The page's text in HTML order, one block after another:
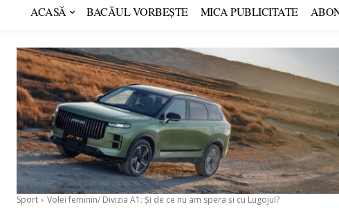
ACASĂ BACĂUL VORBEȘTE MICA PUBLICITATE
Sport Volei feminin/ Divizia A1: Și de ce nu am spera și cu Lugojul?